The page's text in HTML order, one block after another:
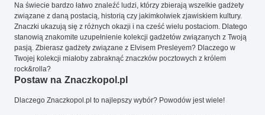
Na świecie bardzo łatwo znaleźć ludzi, którzy zbierają wszelkie gadżety
związane z daną postacią, historią czy jakimkolwiek zjawiskiem kultury.
Znaczki ukazują się z różnych okazji i na cześć wielu postaciom. Dlatego
stanowią znakomite uzupełnienie kolekcji gadżetów związanych z Twoją
pasją. Zbierasz gadżety związane z Elvisem Presleyem? Dlaczego w
Twojej kolekcji miałoby zabraknąć znaczków pocztowych z królem
rock&rolla?
Postaw na Znaczkopol.pl
Dlaczego Znaczkopol.pl to najlepszy wybór? Powodów jest wiele!